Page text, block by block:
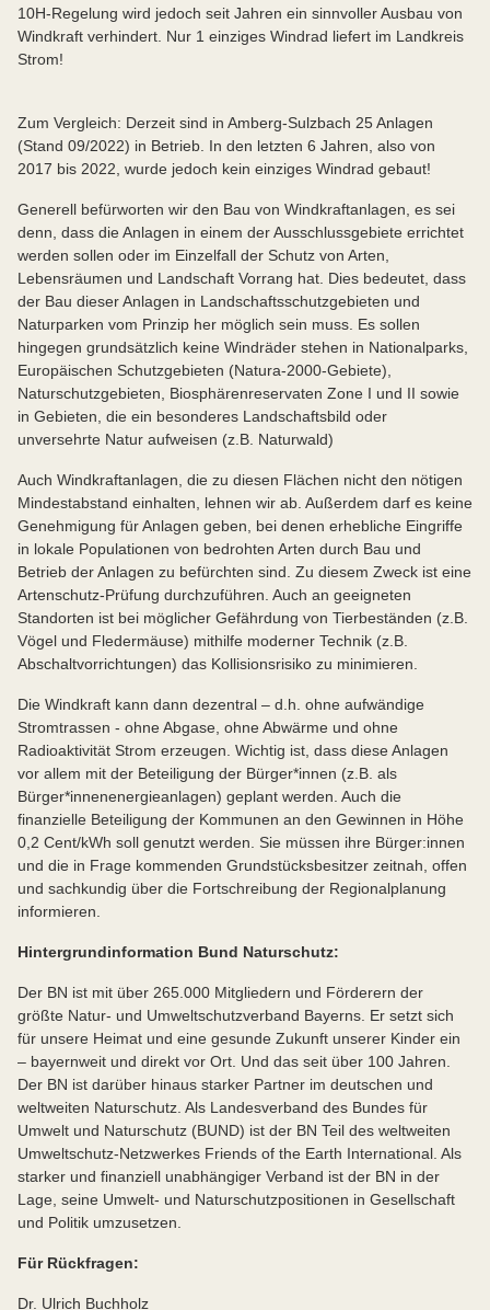
10H-Regelung wird jedoch seit Jahren ein sinnvoller Ausbau von
Windkraft verhindert. Nur 1 einziges Windrad liefert im Landkreis
Strom!
Zum Vergleich: Derzeit sind in Amberg-Sulzbach 25 Anlagen
(Stand 09/2022) in Betrieb. In den letzten 6 Jahren, also von
2017 bis 2022, wurde jedoch kein einziges Windrad gebaut!
Generell befürworten wir den Bau von Windkraftanlagen, es sei
denn, dass die Anlagen in einem der Ausschlussgebiete errichtet
werden sollen oder im Einzelfall der Schutz von Arten,
Lebensräumen und Landschaft Vorrang hat. Dies bedeutet, dass
der Bau dieser Anlagen in Landschaftsschutzgebieten und
Naturparken vom Prinzip her möglich sein muss. Es sollen
hingegen grundsätzlich keine Windräder stehen in Nationalparks,
Europäischen Schutzgebieten (Natura-2000-Gebiete),
Naturschutzgebieten, Biosphärenreservaten Zone I und II sowie
in Gebieten, die ein besonderes Landschaftsbild oder
unversehrte Natur aufweisen (z.B. Naturwald)
Auch Windkraftanlagen, die zu diesen Flächen nicht den nötigen
Mindestabstand einhalten, lehnen wir ab. Außerdem darf es keine
Genehmigung für Anlagen geben, bei denen erhebliche Eingriffe
in lokale Populationen von bedrohten Arten durch Bau und
Betrieb der Anlagen zu befürchten sind. Zu diesem Zweck ist eine
Artenschutz-Prüfung durchzuführen. Auch an geeigneten
Standorten ist bei möglicher Gefährdung von Tierbeständen (z.B.
Vögel und Fledermäuse) mithilfe moderner Technik (z.B.
Abschaltvorrichtungen) das Kollisionsrisiko zu minimieren.
Die Windkraft kann dann dezentral – d.h. ohne aufwändige
Stromtrassen - ohne Abgase, ohne Abwärme und ohne
Radioaktivität Strom erzeugen. Wichtig ist, dass diese Anlagen
vor allem mit der Beteiligung der Bürger*innen (z.B. als
Bürger*innenenergieanlagen) geplant werden. Auch die
finanzielle Beteiligung der Kommunen an den Gewinnen in Höhe
0,2 Cent/kWh soll genutzt werden. Sie müssen ihre Bürger:innen
und die in Frage kommenden Grundstücksbesitzer zeitnah, offen
und sachkundig über die Fortschreibung der Regionalplanung
informieren.
Hintergrundinformation Bund Naturschutz:
Der BN ist mit über 265.000 Mitgliedern und Förderern der
größte Natur- und Umweltschutzverband Bayerns. Er setzt sich
für unsere Heimat und eine gesunde Zukunft unserer Kinder ein
– bayernweit und direkt vor Ort. Und das seit über 100 Jahren.
Der BN ist darüber hinaus starker Partner im deutschen und
weltweiten Naturschutz. Als Landesverband des Bundes für
Umwelt und Naturschutz (BUND) ist der BN Teil des weltweiten
Umweltschutz-Netzwerkes Friends of the Earth International. Als
starker und finanziell unabhängiger Verband ist der BN in der
Lage, seine Umwelt- und Naturschutzpositionen in Gesellschaft
und Politik umzusetzen.
Für Rückfragen:
Dr. Ulrich Buchholz